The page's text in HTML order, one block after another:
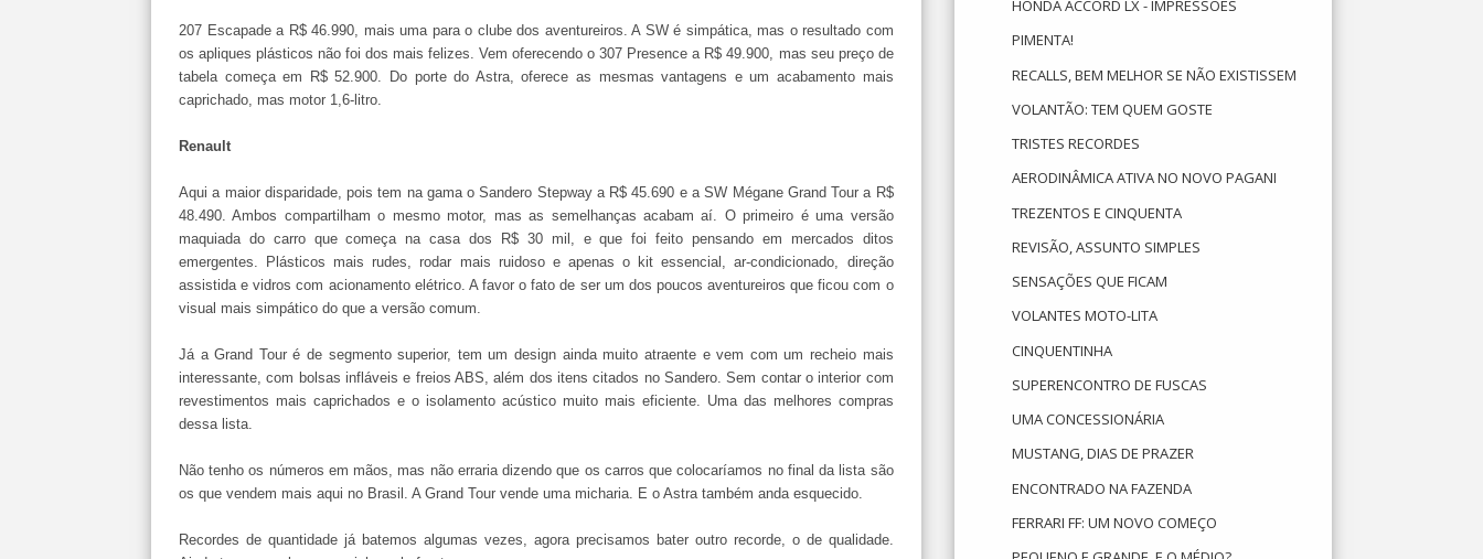
207 Escapade a R$ 46.990, mais uma para o clube dos aventureiros. A SW é simpática, mas o resultado com
os apliques plásticos não foi dos mais felizes. Vem oferecendo o 307 Presence a R$ 49.900, mas seu preço de
tabela começa em R$ 52.900. Do porte do Astra, oferece as mesmas vantagens e um acabamento mais
caprichado, mas motor 1,6-litro.
Renault
Aqui a maior disparidade, pois tem na gama o Sandero Stepway a R$ 45.690 e a SW Mégane Grand Tour a R$
48.490. Ambos compartilham o mesmo motor, mas as semelhanças acabam aí. O primeiro é uma versão
maquiada do carro que começa na casa dos R$ 30 mil, e que foi feito pensando em mercados ditos
emergentes. Plásticos mais rudes, rodar mais ruidoso e apenas o kit essencial, ar-condicionado, direção
assistida e vidros com acionamento elétrico. A favor o fato de ser um dos poucos aventureiros que ficou com o
visual mais simpático do que a versão comum.
Já a Grand Tour é de segmento superior, tem um design ainda muito atraente e vem com um recheio mais
interessante, com bolsas infláveis e freios ABS, além dos itens citados no Sandero. Sem contar o interior com
revestimentos mais caprichados e o isolamento acústico muito mais eficiente. Uma das melhores compras
dessa lista.
Não tenho os números em mãos, mas não erraria dizendo que os carros que colocaríamos no final da lista são
os que vendem mais aqui no Brasil. A Grand Tour vende uma micharia. E o Astra também anda esquecido.
Recordes de quantidade já batemos algumas vezes, agora precisamos bater outro recorde, o de qualidade.
HONDA ACCORD LX - IMPRESSÕES
PIMENTA!
RECALLS, BEM MELHOR SE NÃO EXISTISSEM
VOLANTÃO: TEM QUEM GOSTE
TRISTES RECORDES
AERODINÂMICA ATIVA NO NOVO PAGANI
TREZENTOS E CINQUENTA
REVISÃO, ASSUNTO SIMPLES
SENSAÇÕES QUE FICAM
VOLANTES MOTO-LITA
CINQUENTINHA
SUPERENCONTRO DE FUSCAS
UMA CONCESSIONÁRIA
MUSTANG, DIAS DE PRAZER
ENCONTRADO NA FAZENDA
FERRARI FF: UM NOVO COMEÇO